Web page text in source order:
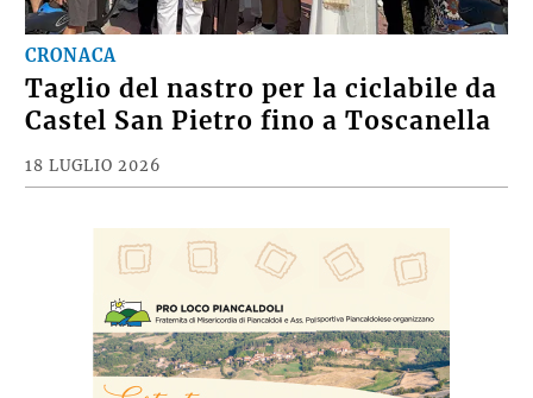
CRONACA
Taglio del nastro per la ciclabile da
Castel San Pietro fino a Toscanella
18 LUGLIO 2026